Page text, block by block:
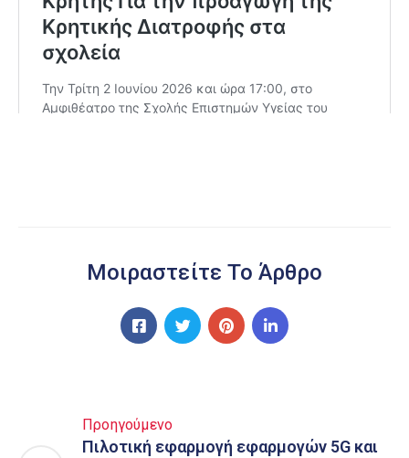
Μοιραστείτε Το Άρθρο
Προηγούμενο
Πιλοτική εφαρμογή εφαρμογών 5G και